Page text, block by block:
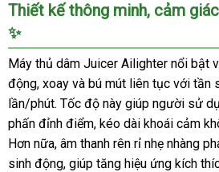
Thiết kế thông minh, cảm
✨
Máy thủ dâm Juicer Ailighter nổi bật
động, xoay và bú mút liên tục với tần
lần/phút. Tốc độ này giúp người sử
phấn đỉnh điểm, kéo dài khoái cảm
Hơn nữa, âm thanh rên rỉ nhẹ nhàng
sinh động, giúp tăng hiệu ứng kích